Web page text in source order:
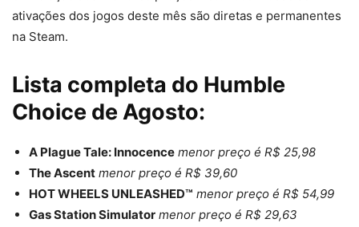
ativações dos jogos deste mês são diretas e permanentes
na Steam.
Lista completa do Humble
Choice de Agosto:
A Plague Tale: Innocence menor preço é R$ 25,98
The Ascent menor preço é R$ 39,60
HOT WHEELS UNLEASHED™ menor preço é R$ 54,99
Gas Station Simulator menor preço é R$ 29,63